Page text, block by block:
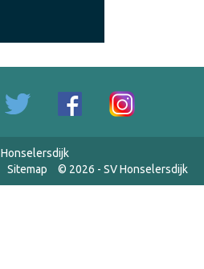
Honselersdijk
Sitemap © 2026 - SV Honselersdijk